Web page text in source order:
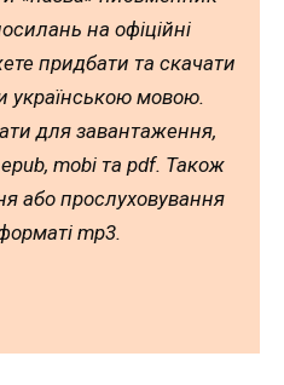
на офіційні
придбати та скачати
українською мовою.
для завантаження,
mobi та pdf. Також
або прослуховування
mp3.